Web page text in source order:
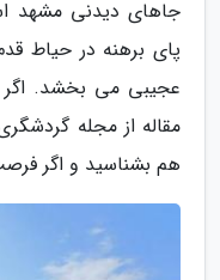
جاهای دیدنی مشهد
پای برهنه در حیاط
عجیبی می بخشد. اگر
مقاله از مجله
هم بشناسید و اگر